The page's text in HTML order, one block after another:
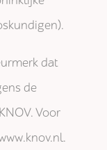
dat
de
Voor